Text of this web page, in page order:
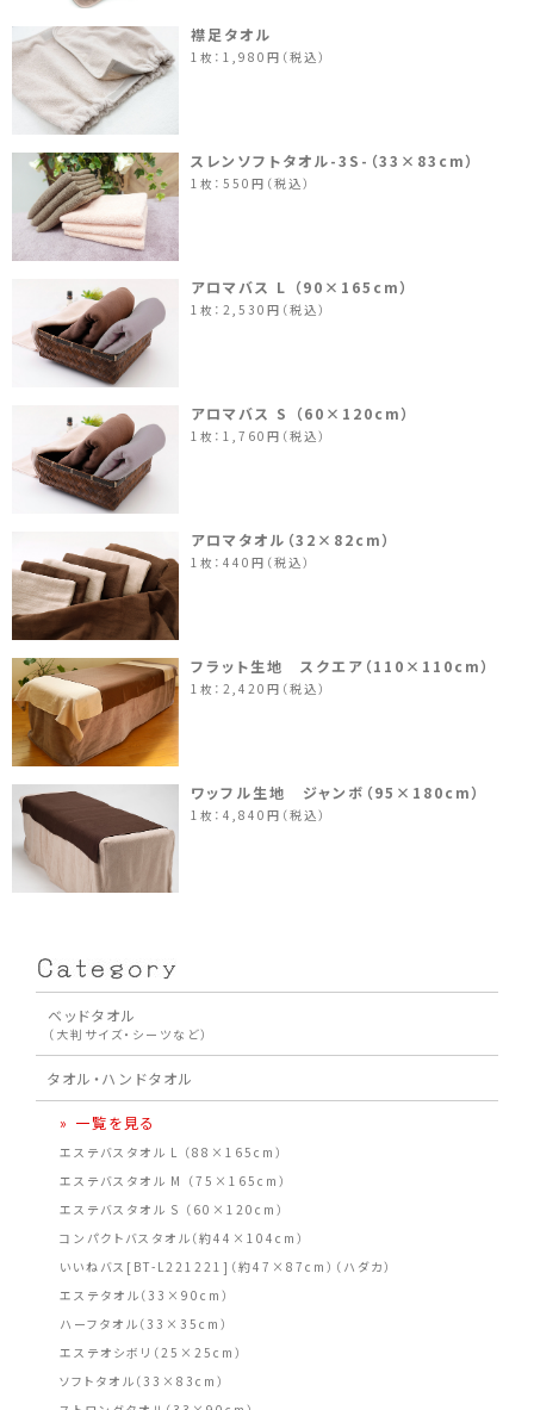
襟足タオル
1枚：1,980円（税込）
スレンソフトタオル-3S-（33×83cm）
1枚：550円（税込）
アロマバス L （90×165cm）
1枚：2,530円（税込）
アロマバス S （60×120cm）
1枚：1,760円（税込）
アロマタオル（32×82cm）
1枚：440円（税込）
フラット生地 スクエア（110×110cm）
1枚：2,420円（税込）
ワッフル生地 ジャンボ（95×180cm）
1枚：4,840円（税込）
ベッドタオル
（大判サイズ・シーツなど）
タオル・ハンドタオル
» 一覧を見る
エステバスタオル L （88×165cm）
エステバスタオル M （75×165cm）
エステバスタオル S （60×120cm）
コンパクトバスタオル（約44×104cm）
いいねバス[BT-L221221]（約47×87cm）（ハダカ）
エステタオル（33×90cm）
ハーフタオル（33×35cm）
エステオシボリ（25×25cm）
ソフトタオル（33×83cm）